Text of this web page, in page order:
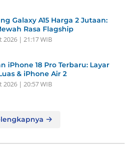
Galaxy A15 Harga 2 Jutaan:
Rasa Flagship
2026 | 21:17 WIB
iPhone 18 Pro Terbaru: Layar
& iPhone Air 2
2026 | 20:57 WIB